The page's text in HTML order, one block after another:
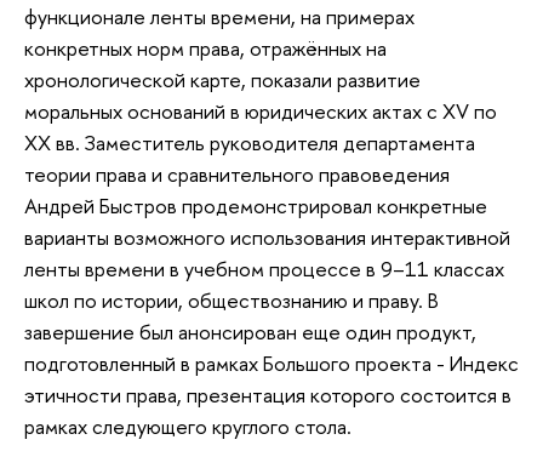
функционале ленты времени, на примерах
конкретных норм права, отражённых на
хронологической карте, показали развитие
моральных оснований в юридических актах с XV по
XX вв. Заместитель руководителя департамента
теории права и сравнительного правоведения
Андрей Быстров продемонстрировал конкретные
варианты возможного использования интерактивной
ленты времени в учебном процессе в 9–11 классах
школ по истории, обществознанию и праву. В
завершение был анонсирован еще один продукт,
подготовленный в рамках Большого проекта - Индекс
этичности права, презентация которого состоится в
рамках следующего круглого стола.